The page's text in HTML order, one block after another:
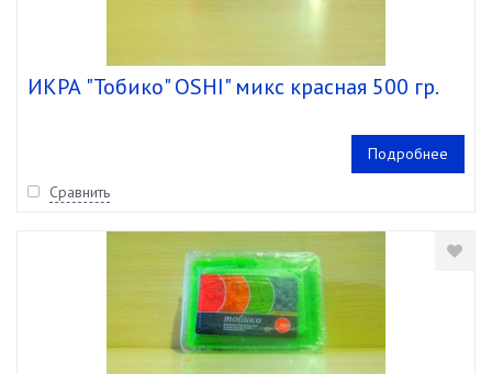
ИКРА "Тобико" OSHI" микс красная 500 гр.
Подробнее
Сравнить